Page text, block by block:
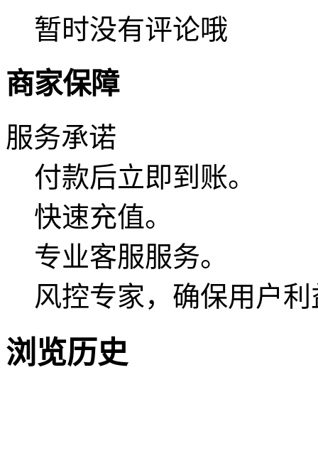
暂时没有评论哦
商家保障
服务承诺
付款后立即到账。
快速充值。
专业客服服务。
风控专家，确保用户利
浏览历史